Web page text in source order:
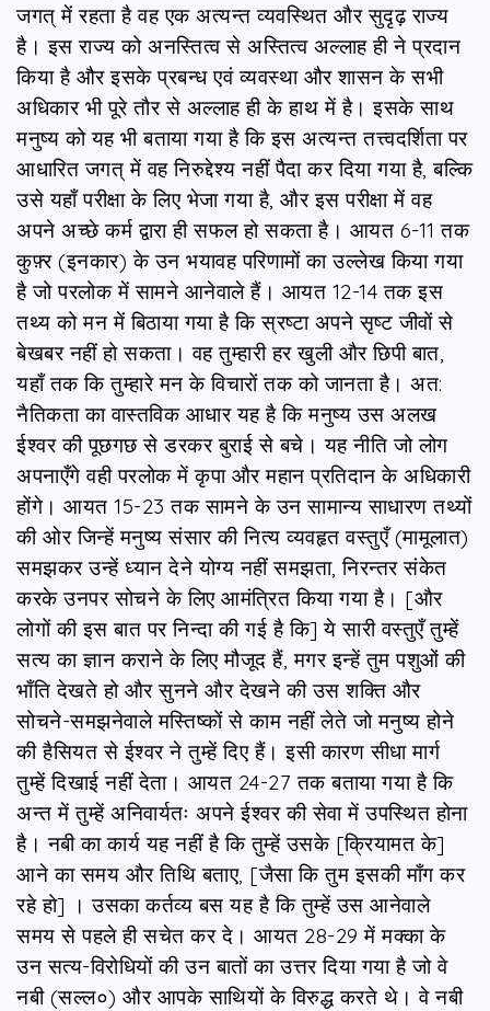
जगत् में रहता है वह एक अत्यन्त व्यवस्थित और सुदृढ़ राज्य
है। इस राज्य को अनस्तित्व से अस्तित्व अल्लाह ही ने प्रदान
किया है और इसके प्रबन्ध एवं व्यवस्था और शासन के सभी
अधिकार भी पूरे तौर से अल्लाह ही के हाथ में है। इसके साथ
मनुष्य को यह भी बताया गया है कि इस अत्यन्त तत्त्वदर्शिता पर
आधारित जगत् में वह निरुद्देश्य नहीं पैदा कर दिया गया है, बल्कि
उसे यहाँ परीक्षा के लिए भेजा गया है, और इस परीक्षा में वह
अपने अच्छे कर्म द्वारा ही सफल हो सकता है। आयत 6-11 तक
कुफ़्र (इनकार) के उन भयावह परिणामों का उल्लेख किया गया
है जो परलोक में सामने आनेवाले हैं। आयत 12-14 तक इस
तथ्य को मन में बिठाया गया है कि स्रष्टा अपने सृष्ट जीवों से
बेखबर नहीं हो सकता। वह तुम्हारी हर खुली और छिपी बात,
यहाँ तक कि तुम्हारे मन के विचारों तक को जानता है। अत:
नैतिकता का वास्तविक आधार यह है कि मनुष्य उस अलख
ईश्वर की पूछगछ से डरकर बुराई से बचे। यह नीति जो लोग
अपनाएँगे वही परलोक में कृपा और महान प्रतिदान के अधिकारी
होंगे। आयत 15-23 तक सामने के उन सामान्य साधारण तथ्यों
की ओर जिन्हें मनुष्य संसार की नित्य व्यवहृत वस्तुएँ (मामूलात)
समझकर उन्हें ध्यान देने योग्य नहीं समझता, निरन्तर संकेत
करके उनपर सोचने के लिए आमंत्रित किया गया है। [और
लोगों की इस बात पर निन्दा की गई है कि] ये सारी वस्तुएँ तुम्हें
सत्य का ज्ञान कराने के लिए मौजूद हैं, मगर इन्हें तुम पशुओं की
भाँति देखते हो और सुनने और देखने की उस शक्ति और
सोचने-समझनेवाले मस्तिष्कों से काम नहीं लेते जो मनुष्य होने
की हैसियत से ईश्वर ने तुम्हें दिए हैं। इसी कारण सीधा मार्ग
तुम्हें दिखाई नहीं देता। आयत 24-27 तक बताया गया है कि
अन्त में तुम्हें अनिवार्यतः अपने ईश्वर की सेवा में उपस्थित होना
है। नबी का कार्य यह नहीं है कि तुम्हें उसके [क्रियामत के]
आने का समय और तिथि बताए, [जैसा कि तुम इसकी माँग कर
रहे हो] । उसका कर्तव्य बस यह है कि तुम्हें उस आनेवाले
समय से पहले ही सचेत कर दे। आयत 28-29 में मक्का के
उन सत्य-विरोधियों की उन बातों का उत्तर दिया गया है जो वे
नबी (सल्ल०) और आपके साथियों के विरुद्ध करते थे। वे नबी